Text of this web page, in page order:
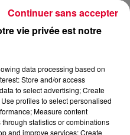
SINGLE
par Christophe HUBERT
vie privée est notre
data processing based on
Store and/or access
to select advertising; Create
profiles to select personalised
Measure content
statistics or combinations
and improve services; Create
Continuer sans accepter